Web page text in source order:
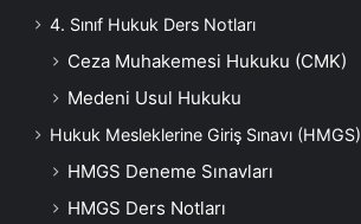
4. Sınıf Hukuk Ders Notları
Ceza Muhakemesi Hukuku (CMK)
Medeni Usul Hukuku
Hukuk Mesleklerine Giriş Sınavı (HMGS)
HMGS Deneme Sınavları
HMGS Ders Notları